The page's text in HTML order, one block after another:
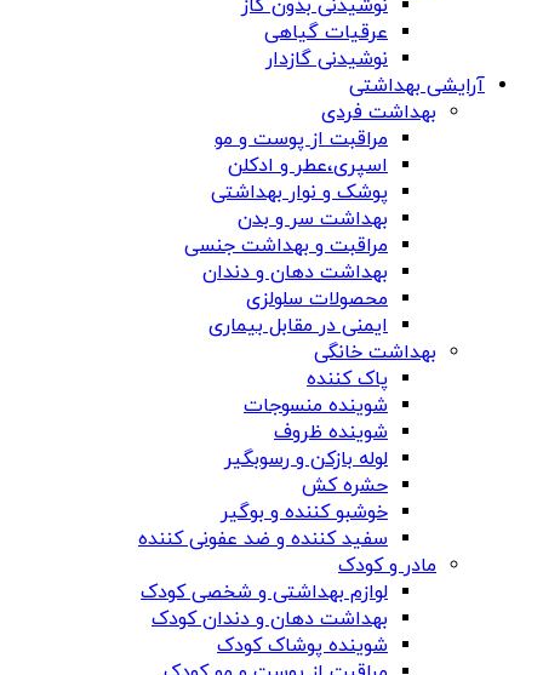
نوشیدنی بدون گاز
عرقیات گیاهی
نوشیدنی گازدار
آرایشی بهداشتی
بهداشت فردی
مراقبت از پوست و مو
اسپری،عطر و ادکلن
پوشک و نوار بهداشتی
بهداشت سر و بدن
مراقبت و بهداشت جنسی
بهداشت دهان و دندان
محصولات سلولزی
ایمنی در مقابل بیماری
بهداشت خانگی
پاک کننده
شوینده منسوجات
شوینده ظروف
لوله بازکن و رسوبگیر
حشره کش
خوشبو کننده و بوگیر
سفید کننده و ضد عفونی کننده
مادر و کودک
لوازم بهداشتی و شخصی کودک
بهداشت دهان و دندان کودک
شوینده پوشاک کودک